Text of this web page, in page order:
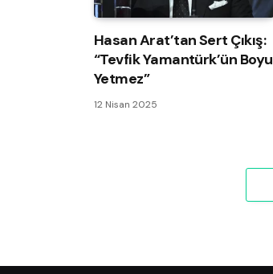
Hasan Arat’tan Sert Çıkış:
“Tevfik Yamantürk’ün Boyu
Yetmez”
12 Nisan 2025